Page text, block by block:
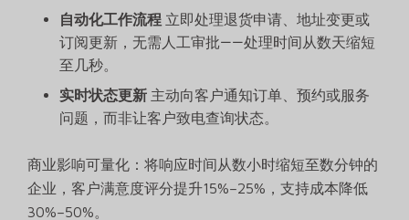
自动化工作流程 立即处理退货申请、地址变更或
订阅更新，无需人工审批——处理时间从数天缩短
至几秒。
实时状态更新 主动向客户通知订单、预约或服务
问题，而非让客户致电查询状态。
商业影响可量化：将响应时间从数小时缩短至数分钟的
企业，客户满意度评分提升15%–25%，支持成本降低
30%–50%。